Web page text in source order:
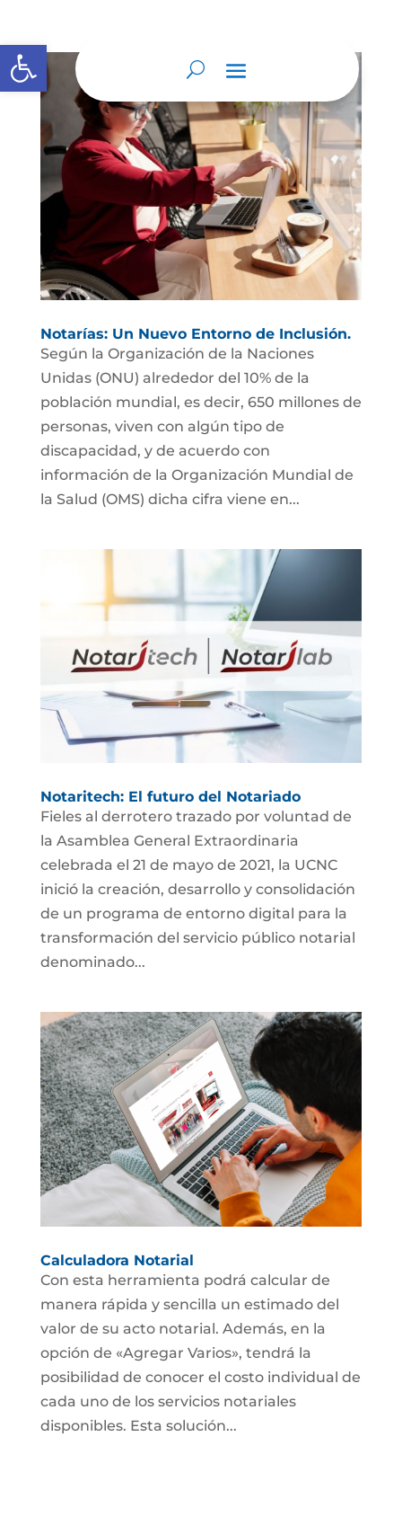
Abrir barra de herramientas
Notarías: Un Nuevo Entorno de Inclusión.
Según la Organización de la Naciones
Unidas (ONU) alrededor del 10% de la
población mundial, es decir, 650 millones de
personas, viven con algún tipo de
discapacidad, y de acuerdo con
información de la Organización Mundial de
la Salud (OMS) dicha cifra viene en...
Notaritech: El futuro del Notariado
Fieles al derrotero trazado por voluntad de
la Asamblea General Extraordinaria
celebrada el 21 de mayo de 2021, la UCNC
inició la creación, desarrollo y consolidación
de un programa de entorno digital para la
transformación del servicio público notarial
denominado...
Calculadora Notarial
Con esta herramienta podrá calcular de
manera rápida y sencilla un estimado del
valor de su acto notarial. Además, en la
opción de «Agregar Varios», tendrá la
posibilidad de conocer el costo individual de
cada uno de los servicios notariales
disponibles. Esta solución...